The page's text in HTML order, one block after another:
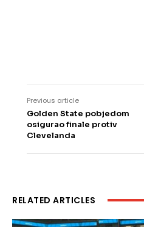
Previous article
Golden State pobjedom
osigurao finale protiv
Clevelanda
RELATED ARTICLES